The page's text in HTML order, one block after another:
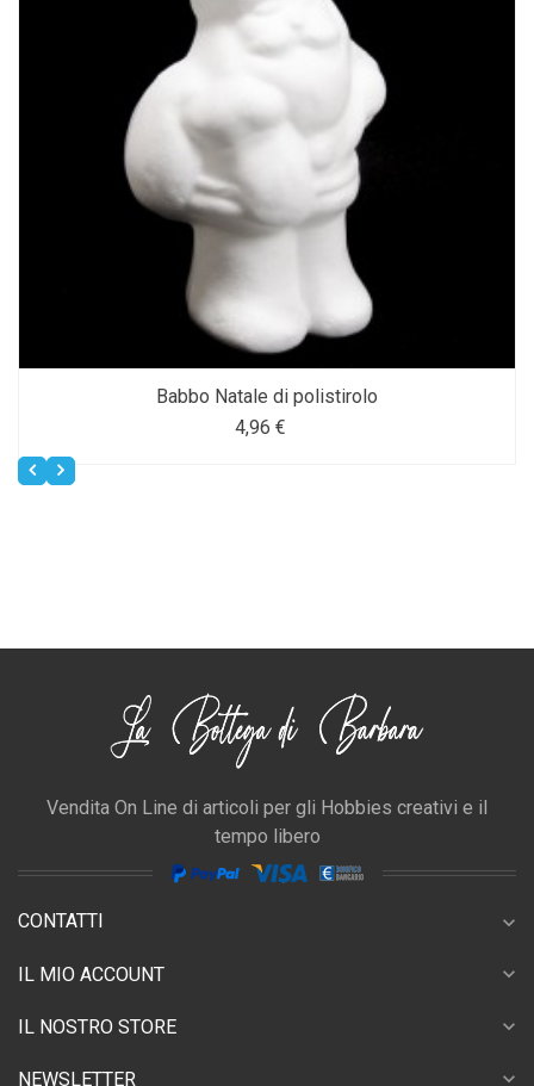
Babbo Natale di polistirolo
4,96 €
Vendita On Line di articoli per gli Hobbies creativi e il
tempo libero
CONTATTI expand_more
IL MIO ACCOUNT expand_more
IL NOSTRO STORE expand_more
NEWSLETTER expand_more